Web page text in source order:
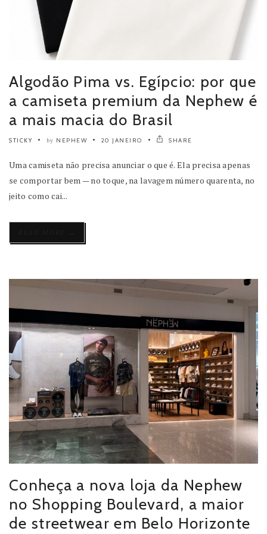
Algodão Pima vs. Egípcio: por que
a camiseta premium da Nephew é
a mais macia do Brasil
STICKY by NEPHEW 20 JANEIRO SHARE
Uma camiseta não precisa anunciar o que é. Ela precisa apenas
se comportar bem — no toque, na lavagem número quarenta, no
jeito como cai...
Conheça a nova loja da Nephew
no Shopping Boulevard, a maior
de streetwear em Belo Horizonte